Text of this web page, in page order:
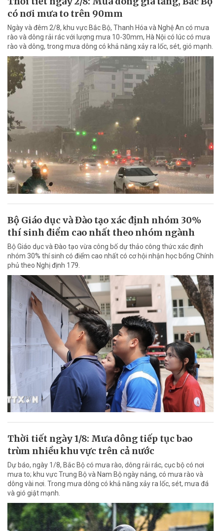
có nơi mưa to trên 90mm
Ngày và đêm 2/8, khu vực Bắc Bộ, Thanh Hóa và Nghệ An có mưa
rào và dông rải rác với lượng mưa 10-30mm, Hà Nội có lúc có mưa
rào và dông, trong mưa dông có khả năng xảy ra lốc, sét, gió mạnh.
Bộ Giáo dục và Đào tạo xác định nhóm 30%
thí sinh điểm cao nhất theo nhóm ngành
Bộ Giáo dục và Đào tạo vừa công bố dự thảo công thức xác định
nhóm 30% thí sinh có điểm cao nhất có cơ hội nhận học bổng Chính
phủ theo Nghị định 179.
Thời tiết ngày 1/8: Mưa dông tiếp tục bao
trùm nhiều khu vực trên cả nước
Dự báo, ngày 1/8, Bắc Bộ có mưa rào, dông rải rác, cục bộ có nơi
mưa to; khu vực Trung Bộ và Nam Bộ ngày nắng, có mưa rào và
dông vài nơi. Trong mưa dông có khả năng xảy ra lốc, sét, mưa đá
và gió giật mạnh.